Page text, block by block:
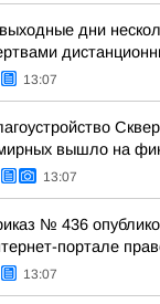
дни
13:07
вышло на
13:07
№ 436
портале
13:07